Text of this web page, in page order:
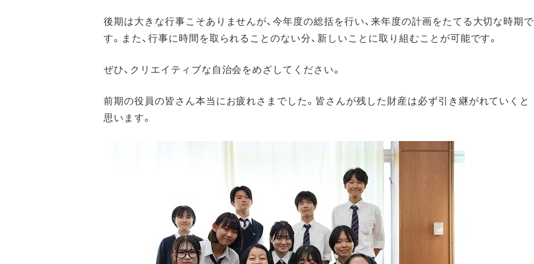
後期は大きな行事こそありませんが、今年度の総括を行い、来年度の計画をたてる大切な時期で
す。また、行事に時間を取られることのない分、新しいことに取り組むことが可能です。
ぜひ、クリエイティブな自治会をめざしてください。
前期の役員の皆さん本当にお疲れさまでした。皆さんが残した財産は必ず引き継がれていくと
思います。